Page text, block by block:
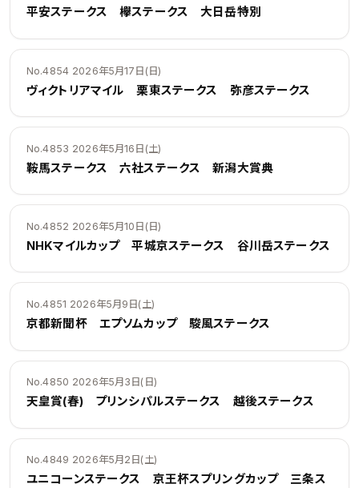
平安ステークス 欅ステークス 大日岳特別
No.4854 2026年5月17日(日)
ヴィクトリアマイル 栗東ステークス 弥彦ステークス
No.4853 2026年5月16日(土)
鞍馬ステークス 六社ステークス 新潟大賞典
No.4852 2026年5月10日(日)
NHKマイルカップ 平城京ステークス 谷川岳ステークス
No.4851 2026年5月9日(土)
京都新聞杯 エプソムカップ 駿風ステークス
No.4850 2026年5月3日(日)
天皇賞(春) プリンシパルステークス 越後ステークス
No.4849 2026年5月2日(土)
ユニコーンステークス 京王杯スプリングカップ 三条ス